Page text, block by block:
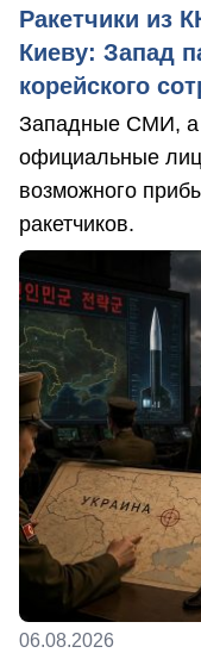
Ракетчики из
Киеву: Запад
корейского
Западные СМИ, а
официальные
возможного
ракетчиков.
06.08.2026